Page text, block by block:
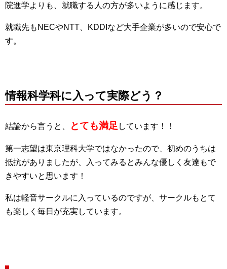
院進学よりも、就職する人の方が多いように感じます。
就職先もNECやNTT、KDDIなど大手企業が多いので安心で
す。
情報科学科に入って実際どう？
結論から言うと、 とても満足 しています！！
第一志望は東京理科大学ではなかったので、初めのうちは
抵抗がありましたが、入ってみるとみんな優しく友達もで
きやすいと思います！
私は軽音サークルに入っているのですが、サークルもとて
も楽しく毎日が充実しています。